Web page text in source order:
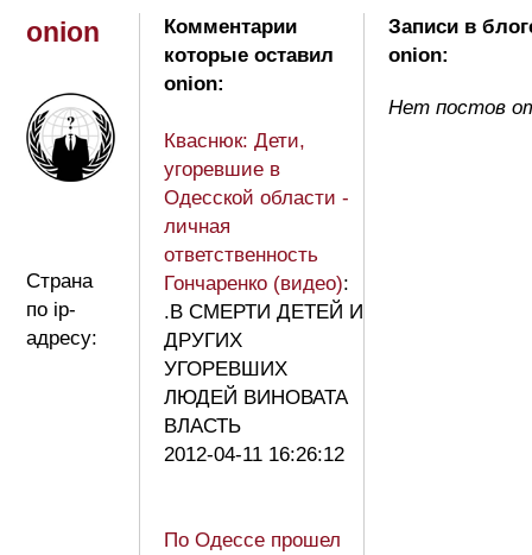
onion
Страна
по ip-
адресу:
Комментарии
которые оставил
onion:
Кваснюк: Дети,
угоревшие в
Одесской области -
личная
ответственность
Гончаренко (видео):
.В СМЕРТИ ДЕТЕЙ И
ДРУГИХ
УГОРЕВШИХ
ЛЮДЕЙ ВИНОВАТА
ВЛАСТЬ
2012-04-11 16:26:12
По Одессе прошел
Записи в
onion:
Нет постов